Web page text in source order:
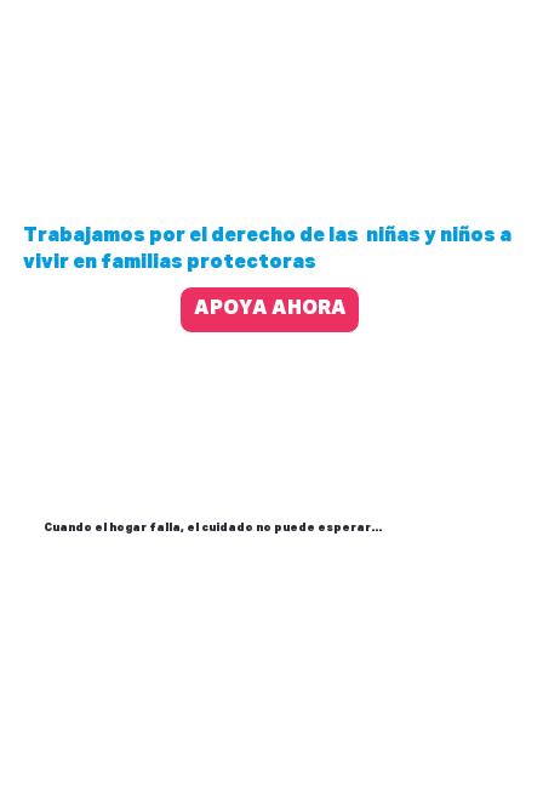
Trabajamos por el derecho de las niñas y niños a
vivir en familias protectoras
APOYA AHORA
Cuando el hogar falla, el cuidado no puede esperar...